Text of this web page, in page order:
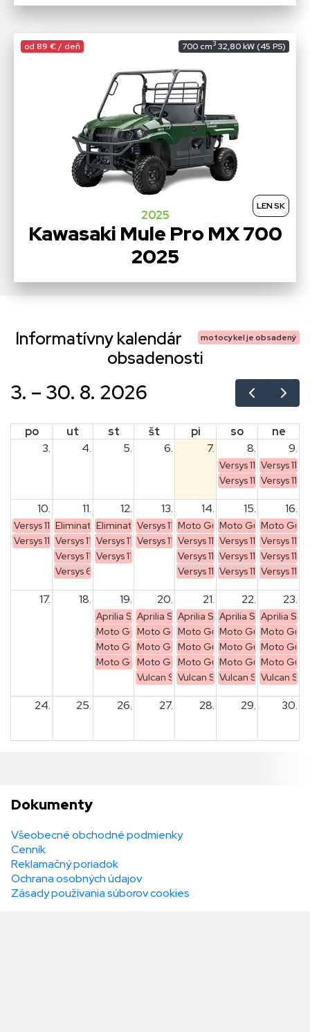
od 89 € / deň 700 cm3 32,80 kW (45 PS)
LEN SK
2025
Kawasaki Mule Pro MX 700
2025
motocykel je obsadený
Informatívny kalendár
obsadenosti
3. – 30. 8. 2026
po ut st št pi so
ne
3.
4. 5. 6. 7. 8. 9.
Versys 1100Versys 1100
Versys 1100 SE
Versys
10. 11. 12. 13. 14. 15. 16.
Versys 1100Eliminator 500Eliminator 500Versys 1100Moto Guzzi Stelvio ARAS
Moto Guzzi Stelvio
Moto
Versys 1100 SEVersys 1100Versys 1100Versys 1100 SEVersys 1100Versys 1100Versys 1100
Versys 1100 SEVersys 1100 SE Versys 1100 SVersys 1100 S
Versys
Versys 650
Versys 1100 SEVersys 1100 SE
Versys
17. 18. 19. 20. 21. 22. 23.
Aprilia SR GT 400Aprilia SR GT 400Aprilia SR GT 400Aprilia SR GT 400
Aprilia SR
Moto Guzzi Stelvio ARAS
Moto Guzzi Stelvio ARAS
Moto Guzzi Stelvio ARAS
Moto Guzzi Stelvio
Moto
Moto Guzzi V100 Mandello
Moto Guzzi V100 Mandello
Moto Guzzi V100 Mandello
Moto Guzzi V100
Moto
Moto Guzzi V85 TT
Moto Guzzi V85 TT
Moto Guzzi V85 TT
Moto Guzzi V85 TT
Moto
Vulcan S Vulcan S Vulcan S Vulcan S
24. 25. 26. 27. 28. 29. 30.
Dokumenty
Všeobecné obchodné podmienky
Cenník
Reklamačný poriadok
Ochrana osobných údajov
Zásady používania súborov cookies